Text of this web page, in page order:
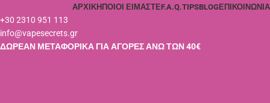
ΑΡΧΙΚΉ ΠΟΙΟΙ ΕΊΜΑΣΤΕF.A.Q.TIPSBLOG ΕΠΙΚΟΙΝΩΝΊΑ
+30 2310 951 113
info@vapesecrets.gr
ΔΩΡΕΑΝ ΜΕΤΑΦΟΡΙΚΑ ΓΙΑ ΑΓΟΡΕΣ ΑΝΩ ΤΩΝ 40€